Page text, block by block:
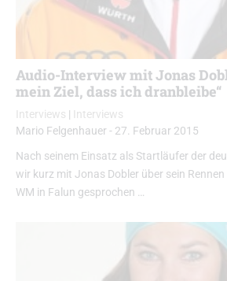
Audio-Interview mit Jonas
mein Ziel, dass ich dranbleibe“
Interviews | Interviews
Mario Felgenhauer - 27. Februar 2015
Nach seinem Einsatz als Startläufer der
wir kurz mit Jonas Dobler über sein
WM in Falun gesprochen …